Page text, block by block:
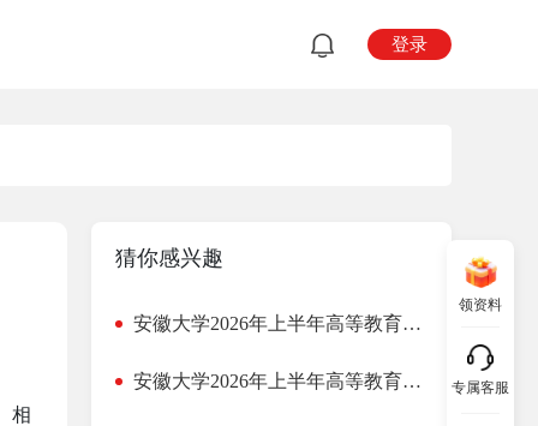
登录
领资料
专属客服
相
猜你感兴趣
安徽大学2026年上半年高等教育自学考试本科毕业论文指导安排通知
安徽大学2026年上半年高等教育自学考试本科毕业论文工作报名通知